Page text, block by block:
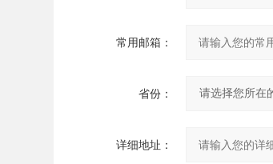
常用邮箱：
省份：
详细地址：